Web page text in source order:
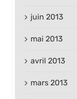
juin 2013
mai 2013
avril 2013
mars 2013